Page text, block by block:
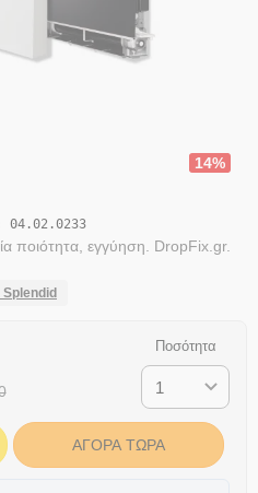
14%
04.02.0233
ποιότητα, εγγύηση. DropFix.gr.
Ποσότητα
ΑΓΟΡΆ ΤΏΡΑ